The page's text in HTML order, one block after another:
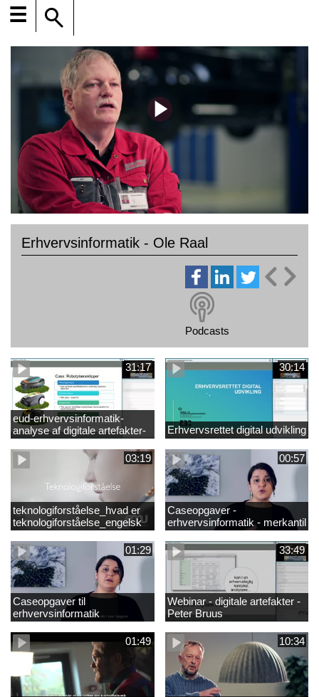
☰
Erhvervsinformatik - Ole Raal
Podcasts
31:17
eud-erhvervsinformatik-
analyse af digitale artefakter-
30:14
Erhvervsrettet digital udvikling
03:19
teknologiforståelse_hvad er
teknologiforståelse_engelsk
00:57
Caseopgaver -
erhvervsinformatik - merkantil
01:29
Caseopgaver til
erhvervsinformatik
33:49
Webinar - digitale artefakter -
Peter Bruus
01:49 10:34